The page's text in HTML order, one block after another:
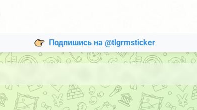
Подпишись на @tlgrmsticker